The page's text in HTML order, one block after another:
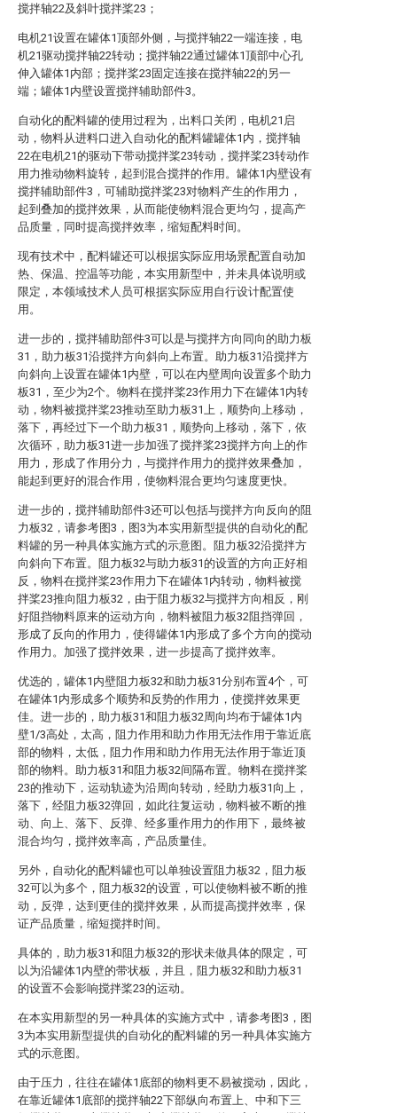
搅拌轴22及斜叶搅拌桨23；
电机21设置在罐体1顶部外侧，与搅拌轴22一端连接，电
机21驱动搅拌轴22转动；搅拌轴22通过罐体1顶部中心孔
伸入罐体1内部；搅拌桨23固定连接在搅拌轴22的另一
端；罐体1内壁设置搅拌辅助部件3。
自动化的配料罐的使用过程为，出料口关闭，电机21启
动，物料从进料口进入自动化的配料罐罐体1内，搅拌轴
22在电机21的驱动下带动搅拌桨23转动，搅拌桨23转动作
用力推动物料旋转，起到混合搅拌的作用。罐体1内壁设有
搅拌辅助部件3，可辅助搅拌桨23对物料产生的作用力，
起到叠加的搅拌效果，从而能使物料混合更均匀，提高产
品质量，同时提高搅拌效率，缩短配料时间。
现有技术中，配料罐还可以根据实际应用场景配置自动加
热、保温、控温等功能，本实用新型中，并未具体说明或
限定，本领域技术人员可根据实际应用自行设计配置使
用。
进一步的，搅拌辅助部件3可以是与搅拌方向同向的助力板
31，助力板31沿搅拌方向斜向上布置。助力板31沿搅拌方
向斜向上设置在罐体1内壁，可以在内壁周向设置多个助力
板31，至少为2个。物料在搅拌桨23作用力下在罐体1内转
动，物料被搅拌桨23推动至助力板31上，顺势向上移动，
落下，再经过下一个助力板31，顺势向上移动，落下，依
次循环，助力板31进一步加强了搅拌桨23搅拌方向上的作
用力，形成了作用分力，与搅拌作用力的搅拌效果叠加，
能起到更好的混合作用，使物料混合更均匀速度更快。
进一步的，搅拌辅助部件3还可以包括与搅拌方向反向的阻
力板32，请参考图3，图3为本实用新型提供的自动化的配
料罐的另一种具体实施方式的示意图。阻力板32沿搅拌方
向斜向下布置。阻力板32与助力板31的设置的方向正好相
反，物料在搅拌桨23作用力下在罐体1内转动，物料被搅
拌桨23推向阻力板32，由于阻力板32与搅拌方向相反，刚
好阻挡物料原来的运动方向，物料被阻力板32阻挡弹回，
形成了反向的作用力，使得罐体1内形成了多个方向的搅动
作用力。加强了搅拌效果，进一步提高了搅拌效率。
优选的，罐体1内壁阻力板32和助力板31分别布置4个，可
在罐体1内形成多个顺势和反势的作用力，使搅拌效果更
佳。进一步的，助力板31和阻力板32周向均布于罐体1内
壁1/3高处，太高，阻力作用和助力作用无法作用于靠近底
部的物料，太低，阻力作用和助力作用无法作用于靠近顶
部的物料。助力板31和阻力板32间隔布置。物料在搅拌桨
23的推动下，运动轨迹为沿周向转动，经助力板31向上，
落下，经阻力板32弹回，如此往复运动，物料被不断的推
动、向上、落下、反弹、经多重作用力的作用下，最终被
混合均匀，搅拌效率高，产品质量佳。
另外，自动化的配料罐也可以单独设置阻力板32，阻力板
32可以为多个，阻力板32的设置，可以使物料被不断的推
动，反弹，达到更佳的搅拌效果，从而提高搅拌效率，保
证产品质量，缩短搅拌时间。
具体的，助力板31和阻力板32的形状未做具体的限定，可
以为沿罐体1内壁的带状板，并且，阻力板32和助力板31
的设置不会影响搅拌桨23的运动。
在本实用新型的另一种具体的实施方式中，请参考图3，图
3为本实用新型提供的自动化的配料罐的另一种具体实施方
式的示意图。
由于压力，往往在罐体1底部的物料更不易被搅动，因此，
在靠近罐体1底部的搅拌轴22下部纵向布置上、中和下三